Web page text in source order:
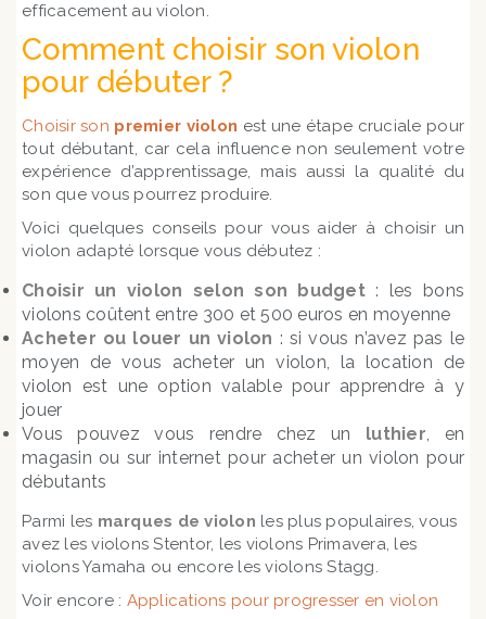
efficacement au violon.
Comment choisir son violon
pour débuter ?
Choisir son premier violon est une étape cruciale pour
tout débutant, car cela influence non seulement votre
expérience d’apprentissage, mais aussi la qualité du
son que vous pourrez produire.
Voici quelques conseils pour vous aider à choisir un
violon adapté lorsque vous débutez :
Choisir un violon selon son budget: les bons
violons coûtent entre 300 et 500 euros en moyenne
Acheter ou louer un violon : si vous n’avez pas le
moyen de vous acheter un violon, la location de
violon est une option valable pour apprendre à y
jouer
Vous pouvez vous rendre chez un luthier, en
magasin ou sur internet pour acheter un violon pour
débutants
Parmi les marques de violon les plus populaires, vous
avez les violons Stentor, les violons Primavera, les
violons Yamaha ou encore les violons Stagg.
Voir encore : Applications pour progresser en violon